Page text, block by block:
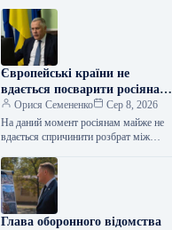
Європейські країни не
вдається посварити росіянам,
каже Жовква.
Орися Семененко
Сер 8, 2026
На даний момент росіянам майже не
вдається спричинити розбрат між
розкол. Про це заявив заступник
голови…
Глава оборонного відомства